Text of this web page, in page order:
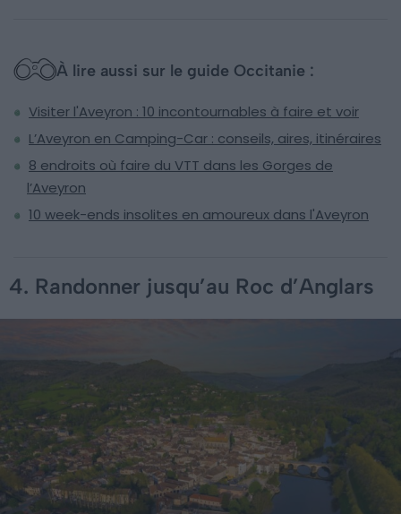
À lire aussi sur le guide Occitanie :
Visiter l'Aveyron : 10 incontournables à faire et voir
L’Aveyron en Camping-Car : conseils, aires, itinéraires
8 endroits où faire du VTT dans les Gorges de
l’Aveyron
10 week-ends insolites en amoureux dans l'Aveyron
4. Randonner jusqu’au Roc d’Anglars